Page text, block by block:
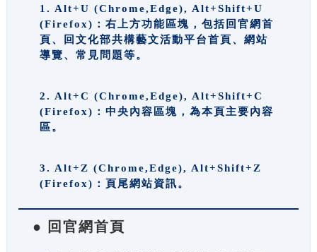
1. Alt+U (Chrome,Edge), Alt+Shift+U
(Firefox)：右上方功能區塊，包括回官網首
頁、回文化部共構藝文活動平台首頁、網站
導覽、常見問題等。
2. Alt+C (Chrome,Edge), Alt+Shift+C
(Firefox)：中央內容區塊，為本頁主要內容
區。
3. Alt+Z (Chrome,Edge), Alt+Shift+Z
(Firefox)：頁尾網站資訊。
● 回官網首頁